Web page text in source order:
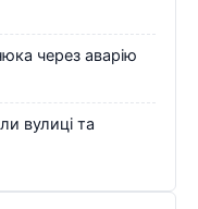
через аварію
вулиці та